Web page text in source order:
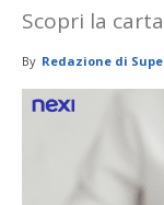
Scopri la
By Redazione di